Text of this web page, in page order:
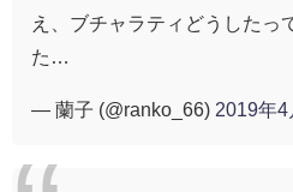
え、ブチャラティどうしたっ
た…
— 蘭子 (@ranko_66) 2019年4